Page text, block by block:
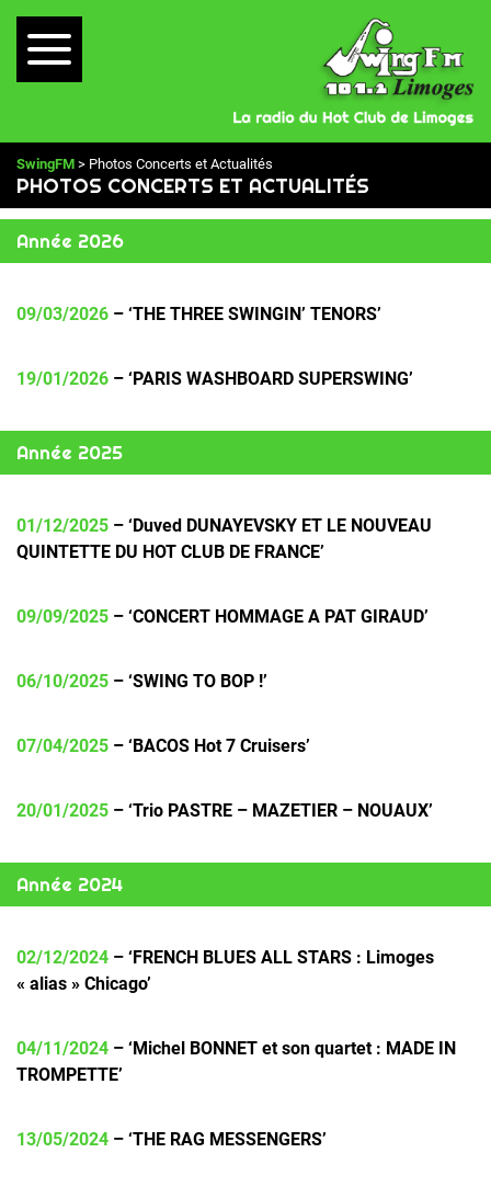
SwingFM > Photos Concerts et Actualités
PHOTOS CONCERTS ET ACTUALITÉS
Année 2026
09/03/2026 – ‘THE THREE SWINGIN’ TENORS’
19/01/2026 – ‘PARIS WASHBOARD SUPERSWING’
Année 2025
01/12/2025 – ‘Duved DUNAYEVSKY ET LE NOUVEAU
QUINTETTE DU HOT CLUB DE FRANCE’
09/09/2025 – ‘CONCERT HOMMAGE A PAT GIRAUD’
06/10/2025 – ‘SWING TO BOP !’
07/04/2025 – ‘BACOS Hot 7 Cruisers’
20/01/2025 – ‘Trio PASTRE – MAZETIER – NOUAUX’
Année 2024
02/12/2024 – ‘FRENCH BLUES ALL STARS : Limoges
« alias » Chicago’
04/11/2024 – ‘Michel BONNET et son quartet : MADE IN
TROMPETTE’
13/05/2024 – ‘THE RAG MESSENGERS’